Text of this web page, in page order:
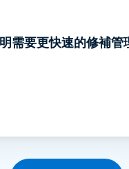
需要更快速的修補管